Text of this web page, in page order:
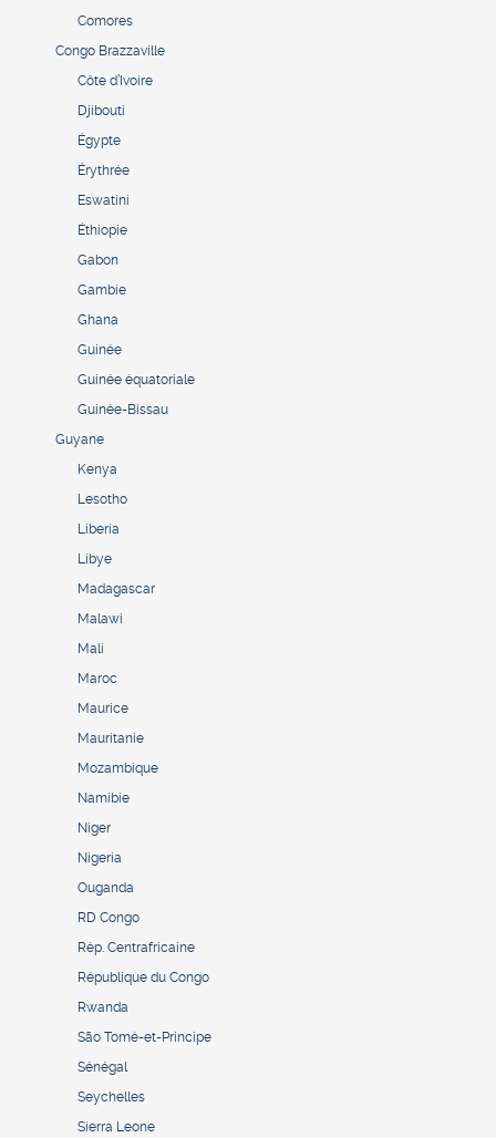
Comores
Congo Brazzaville
Côte d’Ivoire
Djibouti
Égypte
Érythrée
Eswatini
Éthiopie
Gabon
Gambie
Ghana
Guinée
Guinée équatoriale
Guinée-Bissau
Guyane
Kenya
Lesotho
Liberia
Libye
Madagascar
Malawi
Mali
Maroc
Maurice
Mauritanie
Mozambique
Namibie
Niger
Nigeria
Ouganda
RD Congo
Rép. Centrafricaine
République du Congo
Rwanda
São Tomé-et-Principe
Sénégal
Seychelles
Sierra Leone